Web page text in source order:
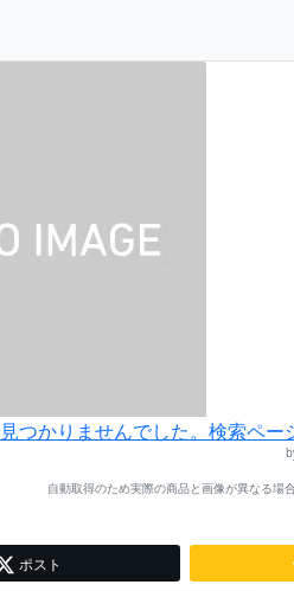
つかりませんでした。検索ペー
自動取得のため実際の商品と画像が異なる場
ポスト